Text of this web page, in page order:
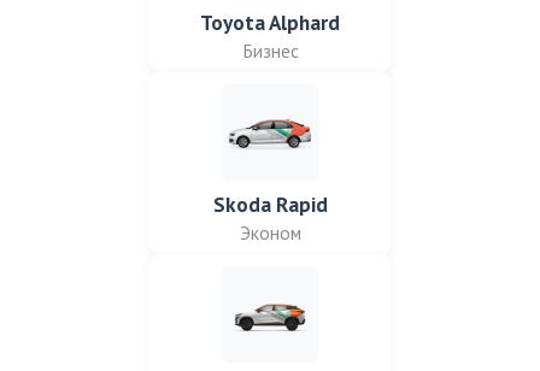
Toyota Alphard
Бизнес
Skoda Rapid
Эконом